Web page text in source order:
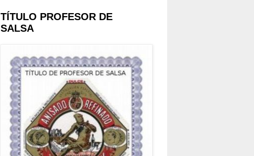
TÍTULO PROFESOR DE
SALSA